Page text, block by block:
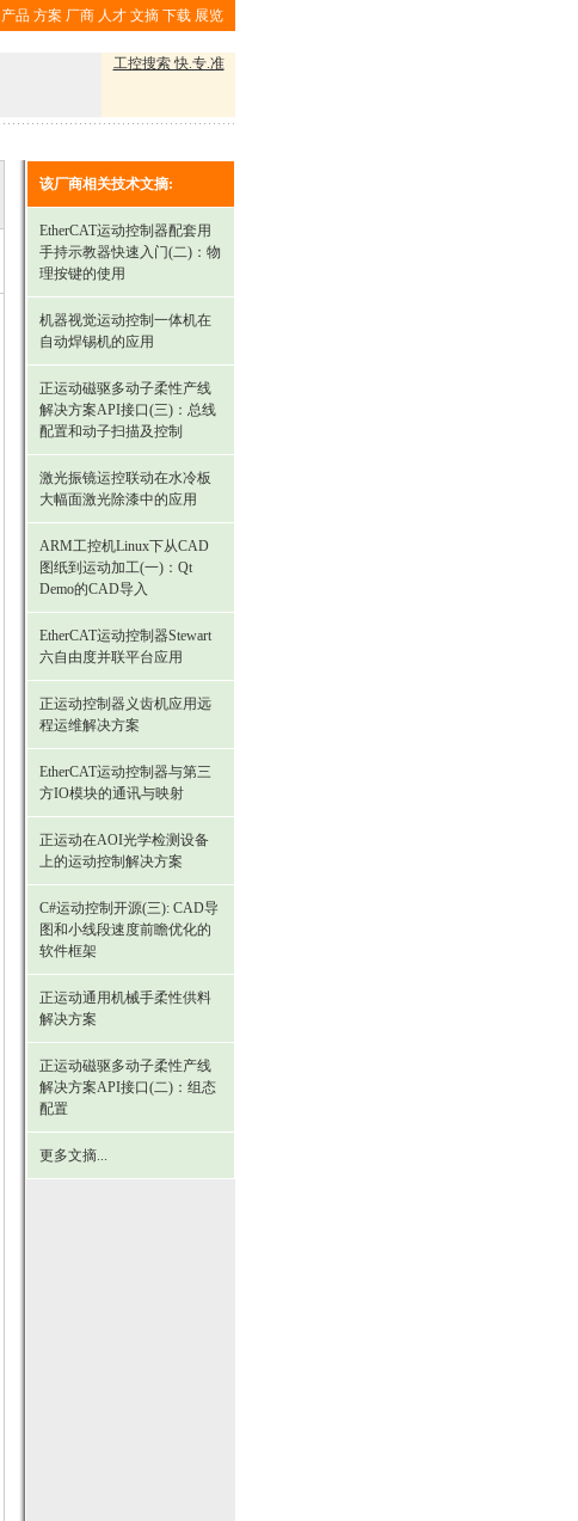
产品 方案 厂商 人才 文摘 下载 展览
工控搜索 快.专.准
该厂商相关技术文摘:
EtherCAT运动控制器配套用
手持示教器快速入门(二)：物
理按键的使用
机器视觉运动控制一体机在
自动焊锡机的应用
正运动磁驱多动子柔性产线
解决方案API接口(三)：总线
配置和动子扫描及控制
激光振镜运控联动在水冷板
大幅面激光除漆中的应用
ARM工控机Linux下从CAD
图纸到运动加工(一)：Qt
Demo的CAD导入
EtherCAT运动控制器Stewart
六自由度并联平台应用
正运动控制器义齿机应用远
程运维解决方案
EtherCAT运动控制器与第三
方IO模块的通讯与映射
正运动在AOI光学检测设备
上的运动控制解决方案
C#运动控制开源(三): CAD导
图和小线段速度前瞻优化的
软件框架
正运动通用机械手柔性供料
解决方案
正运动磁驱多动子柔性产线
解决方案API接口(二)：组态
配置
更多文摘...